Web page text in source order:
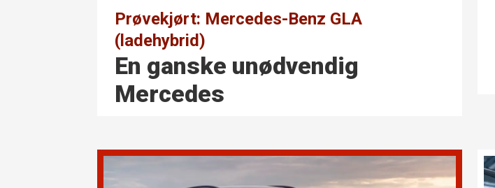
Prøvekjørt: Mercedes-Benz GLA
(ladehybrid)
En ganske unødvendig
Mercedes